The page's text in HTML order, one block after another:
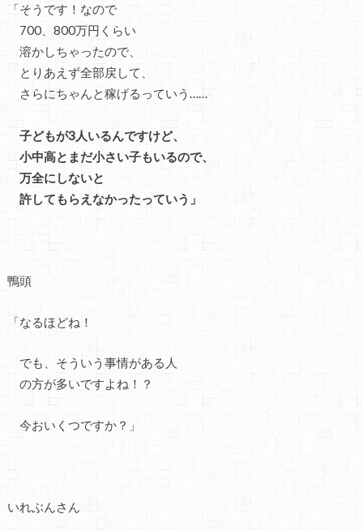
「そうです！なので
700、800万円くらい
溶かしちゃったので、
とりあえず全部戻して、
さらにちゃんと稼げるっていう……
子どもが3人いるんですけど、
小中高とまだ小さい子もいるので、
万全にしないと
許してもらえなかったっていう」
鴨頭
「なるほどね！
でも、そういう事情がある人
の方が多いですよね！？
今おいくつですか？」
いれぶんさん